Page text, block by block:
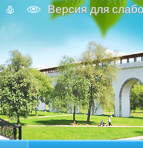
Версия для